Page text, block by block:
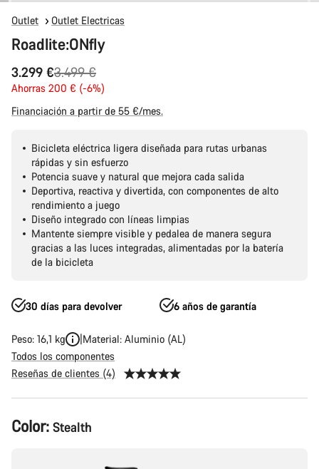
Outlet Outlet Electricas
Roadlite:ONfly
3.299 €
Precio
original
3.499 €
Ahorras 200 € (-6%)
Financiación a partir de 55 €/mes.
Bicicleta eléctrica ligera diseñada para rutas urbanas
rápidas y sin esfuerzo
Potencia suave y natural que mejora cada salida
Deportiva, reactiva y divertida, con componentes de alto
rendimiento a juego
Diseño integrado con líneas limpias
Mantente siempre visible y pedalea de manera segura
gracias a las luces integradas, alimentadas por la batería
de la bicicleta
30 días para devolver 6 años de garantía
Peso: 16,1 kg
Material: Aluminio (AL)
Todos los componentes
Reseñas de clientes (4)
Configuración
del
Color: Stealth